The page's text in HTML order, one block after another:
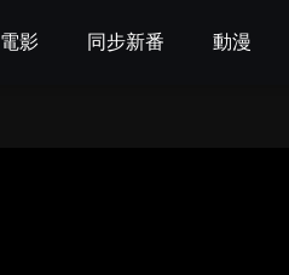
電影 同步新番 動漫